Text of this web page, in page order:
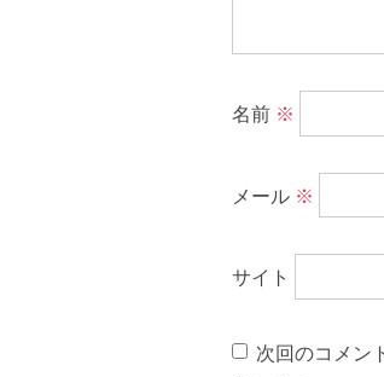
名前 ※
メール ※
サイト
次回のコメン